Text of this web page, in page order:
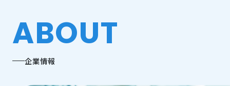
ABOUT
企業情報